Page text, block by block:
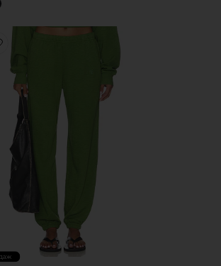
СПОРТИВНЫЕ БРЮКИ В СТИЛЕ "БОЙФРЕНД"